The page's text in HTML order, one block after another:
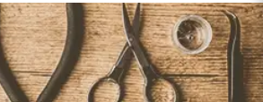
& ACCESSOIRES